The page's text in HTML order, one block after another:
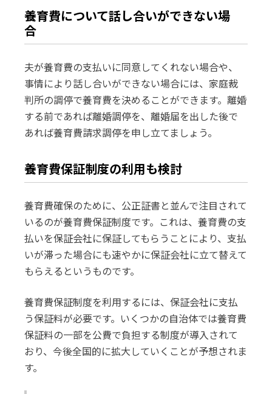
養育費について話し合いができない場
合
夫が養育費の支払いに同意してくれない場合や、
事情により話し合いができない場合には、家庭裁
判所の調停で養育費を決めることができます。離婚
する前であれば離婚調停を、離婚届を出した後で
あれば養育費請求調停を申し立てましょう。
養育費保証制度の利用も検討
養育費確保のために、公正証書と並んで注目されて
いるのが養育費保証制度です。これは、養育費の支
払いを保証会社に保証してもらうことにより、支払
いが滞った場合にも速やかに保証会社に立て替えて
もらえるというものです。
養育費保証制度を利用するには、保証会社に支払
う保証料が必要です。いくつかの自治体では養育費
保証料の一部を公費で負担する制度が導入されて
おり、今後全国的に拡大していくことが予想されま
す。